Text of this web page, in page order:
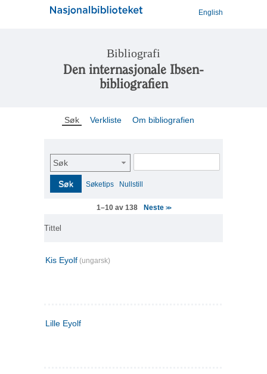
English
Bibliografi
Den internasjonale Ibsen-
bibliografien
Søk Verkliste Om bibliografien
Søk
Søk Søketips Nullstill
1–10 av 138 Neste >>
Tittel
Kis Eyolf (ungarsk)
Lille Eyolf